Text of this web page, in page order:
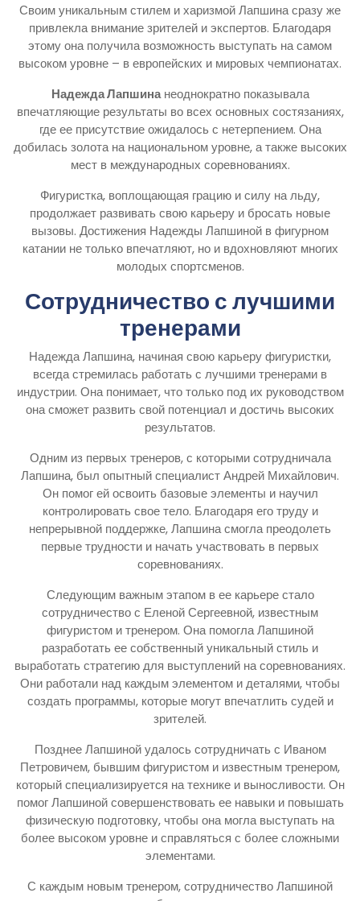
Своим уникальным стилем и харизмой Лапшина сразу же
привлекла внимание зрителей и экспертов. Благодаря
этому она получила возможность выступать на самом
высоком уровне – в европейских и мировых чемпионатах.
Надежда Лапшинанеоднократно показывала
впечатляющие результаты во всех основных состязаниях,
где ее присутствие ожидалось с нетерпением. Она
добилась золота на национальном уровне, а также высоких
мест в международных соревнованиях.
Фигуристка, воплощающая грацию и силу на льду,
продолжает развивать свою карьеру и бросать новые
вызовы. Достижения Надежды Лапшиной в фигурном
катании не только впечатляют, но и вдохновляют многих
молодых спортсменов.
Сотрудничество с лучшими
тренерами
Надежда Лапшина, начиная свою карьеру фигуристки,
всегда стремилась работать с лучшими тренерами в
индустрии. Она понимает, что только под их руководством
она сможет развить свой потенциал и достичь высоких
результатов.
Одним из первых тренеров, с которыми сотрудничала
Лапшина, был опытный специалист Андрей Михайлович.
Он помог ей освоить базовые элементы и научил
контролировать свое тело. Благодаря его труду и
непрерывной поддержке, Лапшина смогла преодолеть
первые трудности и начать участвовать в первых
соревнованиях.
Следующим важным этапом в ее карьере стало
сотрудничество с Еленой Сергеевной, известным
фигуристом и тренером. Она помогла Лапшиной
разработать ее собственный уникальный стиль и
выработать стратегию для выступлений на соревнованиях.
Они работали над каждым элементом и деталями, чтобы
создать программы, которые могут впечатлить судей и
зрителей.
Позднее Лапшиной удалось сотрудничать с Иваном
Петровичем, бывшим фигуристом и известным тренером,
который специализируется на технике и выносливости. Он
помог Лапшиной совершенствовать ее навыки и повышать
физическую подготовку, чтобы она могла выступать на
более высоком уровне и справляться с более сложными
элементами.
С каждым новым тренером, сотрудничество Лапшиной